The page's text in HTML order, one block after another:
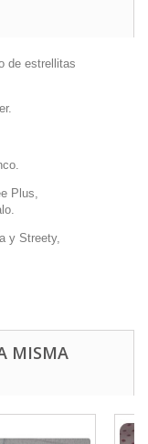
de estrellitas
Plus,
y Streety,
MISMA